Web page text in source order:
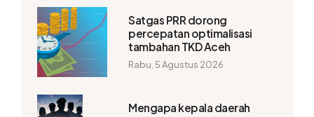
Satgas PRR dorong
percepatan optimalisasi
tambahan TKD Aceh
Rabu, 5 Agustus 2026
Mengapa kepala daerah